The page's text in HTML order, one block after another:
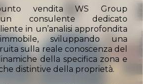
vendita WS Group
un consulente dedicato
in un’analisi approfondita
sviluppando una
sulla reale conoscenza del
della specifica zona e
distintive della proprietà.